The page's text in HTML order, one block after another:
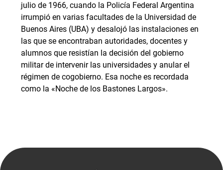
julio de 1966, cuando la Policía Federal Argentina
irrumpió en varias facultades de la Universidad de
Buenos Aires (UBA) y desalojó las instalaciones en
las que se encontraban autoridades, docentes y
alumnos que resistían la decisión del gobierno
militar de intervenir las universidades y anular el
régimen de cogobierno. Esa noche es recordada
como la «Noche de los Bastones Largos».